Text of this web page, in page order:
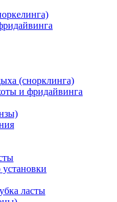
(снорклинга)
и фридайвинга
ласты